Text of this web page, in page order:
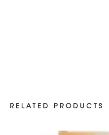
RELATED PRODUCTS